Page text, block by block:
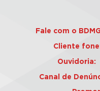
Fale com o
Cliente
Ouvidoria:
Canal de